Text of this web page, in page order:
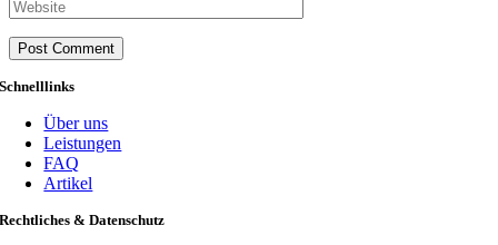
Schnelllinks
Über uns
Leistungen
FAQ
Artikel
Rechtliches & Datenschutz